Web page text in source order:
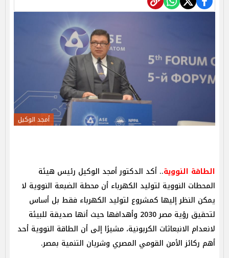
أمجد الوكيل
الطاقة النووية.. أكد الدكتور أمجد الوكيل رئيس هيئة
المحطات النووية لتوليد الكهرباء أن محطة الضبعة النووية لا
يمكن النظر إليها كمشروع لتوليد الكهرباء فقط بل أساس
لتحقيق رؤية مصر 2030 وأهدافها حيث أنها صديقة للبيئة
لانعدام الانبعاثات الكربونية، مشيرًا إلى أن الطاقة النووية أحد
أهم ركائز الأمن القومي المصري وشريان التنمية بمصر.